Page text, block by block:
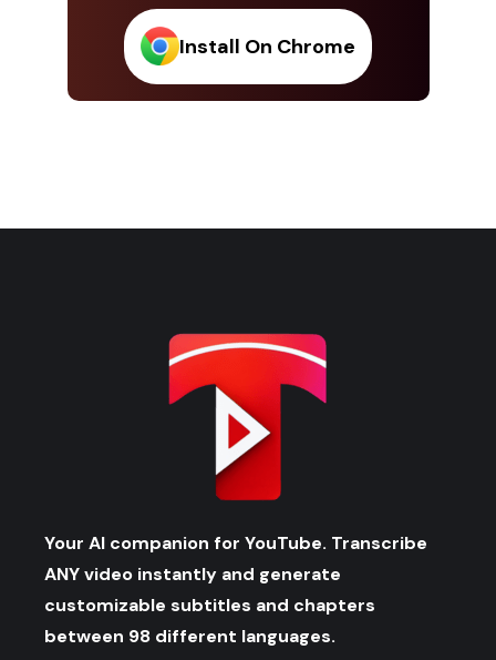
Install On Chrome
Your AI companion for YouTube. Transcribe
ANY video instantly and generate
customizable subtitles and chapters
between 98 different languages.